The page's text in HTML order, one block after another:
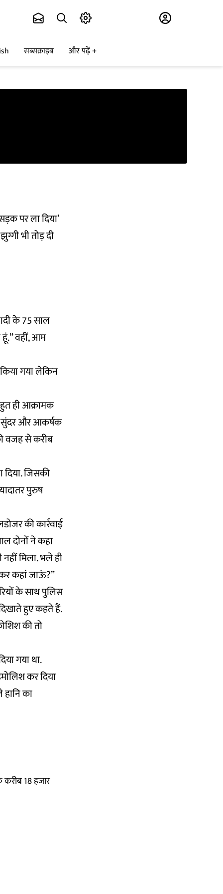
सब्सक्राइब और पढ़ें
पर ला दिया’
भी तोड़ दी
के 75 साल
हूं.” वहीं, आम
गया लेकिन
ही आक्रामक
सुंदर और आकर्षक
वजह से करीब
जिसकी
पुरुष
की कार्रवाई
दोनों ने कहा
मिला. भले ही
कहां जाऊं?”
के साथ पुलिस
हुए कहते हैं.
की तो
गया था.
कर दिया
का
18 हजार